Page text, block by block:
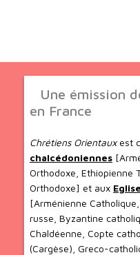
Une émission
en France
Chrétiens Orientauxest
chalcédoniennes
Orthodoxe, Ethiopienne
Orthodoxe] et aux
[Arménienne
russe, Byzantine
Chaldéenne, Copte
(Cargèse), Greco-